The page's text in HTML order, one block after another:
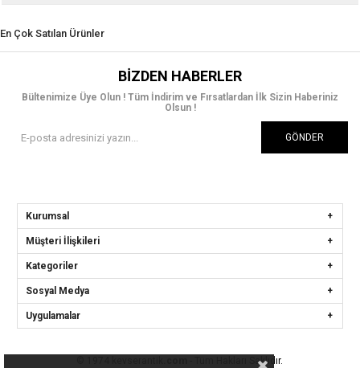
En Çok Satılan Ürünler
BIZDEN HABERLER
Bültenimize Üye Olun ! Tüm İndirim ve Fırsatlardan İlk Sizin Haberiniz
Olsun !
GÖNDER
Kurumsal
Müşteri İlişkileri
Kategoriler
Sosyal Medya
Uygulamalar
- Tüm Hakları Saklıdır.